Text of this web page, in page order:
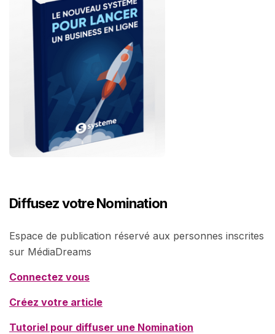
Diffusez votre Nomination
Espace de publication réservé aux personnes inscrites
sur MédiaDreams
Connectez vous
Créez votre article
Tutoriel pour diffuser une Nomination